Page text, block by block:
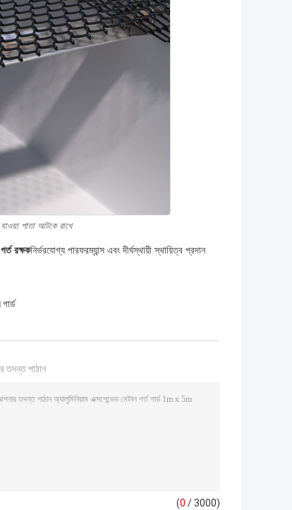
পাতা আটকে রাখে
রক্ষকনির্ভরযোগ্য পারফরম্যান্স এবং দীর্ঘস্থায়ী স্থায়িত্ব প্রদান
তদন্ত পাঠান
(0 / 3000)